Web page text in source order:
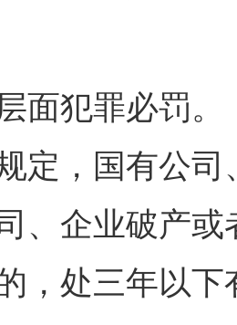
犯罪必罚。
定，国有公
、企业破产
，处三年以